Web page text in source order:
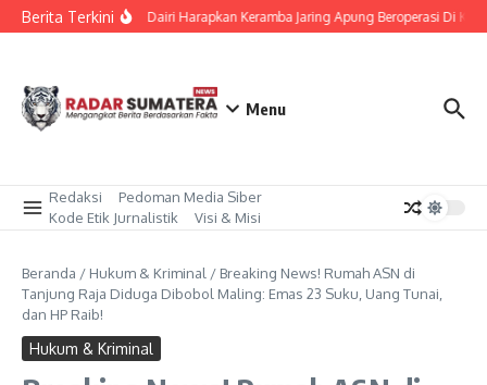
Lewati ke konten
Berita TerkiniBupati Dairi Harapkan Keramba Jaring Apung Beroperasi Di
Menu
Redaksi
Pedoman Media Siber
Kode Etik Jurnalistik
Visi & Misi
Beranda / Hukum & Kriminal / Breaking News! Rumah ASN di
Tanjung Raja Diduga Dibobol Maling: Emas 23 Suku, Uang Tunai,
dan HP Raib!
Hukum & Kriminal